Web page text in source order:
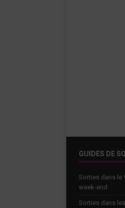
GUIDES DE
Sorties dans le
week-end
Sorties dans